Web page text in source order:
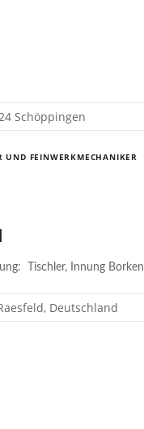
Schöppingen
UND FEINWERKMECHANIKER
Tischler, Innung Borken
Deutschland